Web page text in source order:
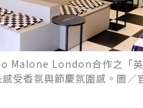
Malone London合作之「
受香氛與節慶氛圍感。圖／